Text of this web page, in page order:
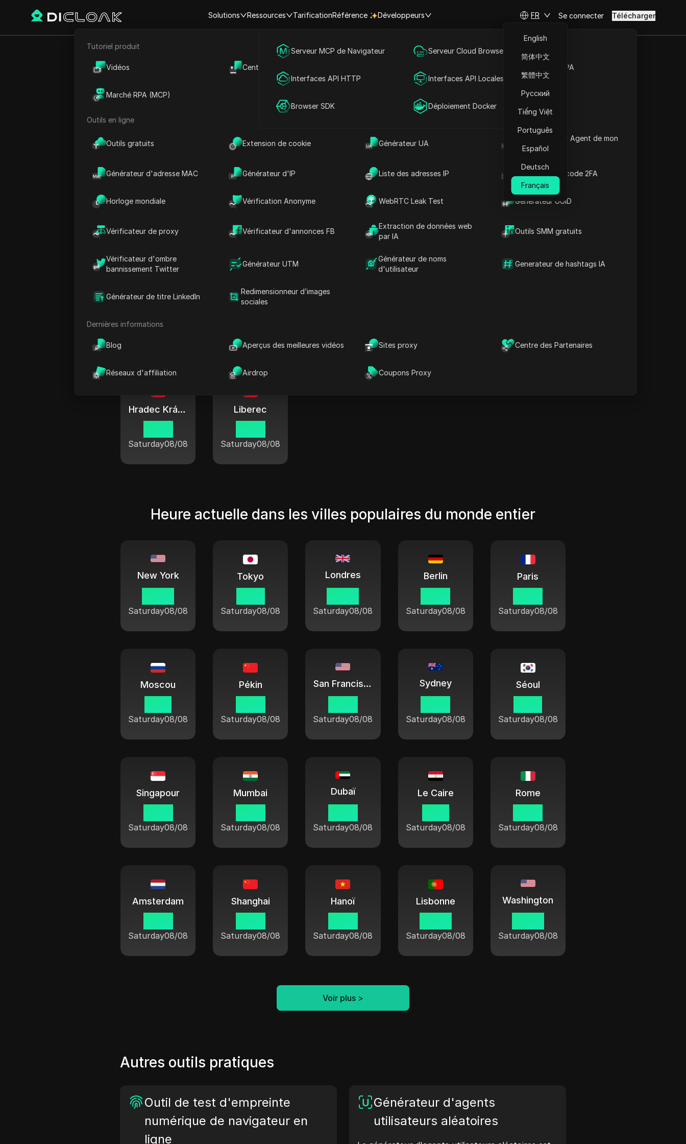
Solutions
E-commerce Marketing des médias sociaux
Publicité
Partage de compte
Ressources
Tutoriel produit
Vidéos Centre d'aide Marché de la RPA
Marché RPA (MCP)
Outils en ligne
Outils gratuits Extension de cookie Générateur UA
Quel est le User Agent de mon
navigateur
Générateur d'adresse MAC Générateur d'IP Liste des adresses IP Générateur de code 2FA
Horloge mondiale Vérification Anonyme WebRTC Leak Test Générateur UUID
Vérificateur de proxy Vérificateur d'annonces FB
Extraction de données web
par IA
Outils SMM gratuits
Vérificateur d'ombre
bannissement Twitter
Générateur UTM
Générateur de noms
d'utilisateur
Generateur de hashtags IA
Générateur de titre LinkedIn
Redimensionneur d’images
sociales
Dernières informations
Blog Aperçus des meilleures vidéos Sites proxy Centre des Partenaires
Réseaux d'affiliation Airdrop Coupons Proxy
TarificationRéférence Développeurs
Serveur MCP de Navigateur Serveur Cloud Browser MCP
Interfaces API HTTP Interfaces API Locales
Browser SDK Déploiement Docker
FR
English
简体中文
繁體中文
Русский
Tiếng Việt
Português
Español
Deutsch
Français
Se connecter Télécharger
Europe République tchèque Pilsen
Heure actuelle à Pilsen, République tchèque
10:50:25
Saturday 08/08 (Heure d'été)
République tchèque Heure | Heure actuelle dans les villes de
République tchèque
Prague
10:50
Brno
Hradec Králové
Saturday08/08
Liberec
Saturday08/08
Heure actuelle dans les villes populaires du monde entier
New York
Saturday08/08
Tokyo
Saturday08/08
Londres
Saturday08/08
Berlin
Saturday08/08
Paris
Saturday08/08
Moscou
Saturday08/08
Pékin
Saturday08/08
San Francisco
Saturday08/08
Sydney
Saturday08/08
Séoul
Saturday08/08
Singapour
Saturday08/08
Mumbai
Saturday08/08
Dubaï
Saturday08/08
Le Caire
Saturday08/08
Rome
Saturday08/08
Amsterdam
Saturday08/08
Shanghai
Saturday08/08
Hanoï
Saturday08/08
Lisbonne
Saturday08/08
Washington
Saturday08/08
Voir plus >
Autres outils pratiques
Outil de test d'empreinte
numérique de navigateur en
ligne
Générateur d'agents
utilisateurs aléatoires